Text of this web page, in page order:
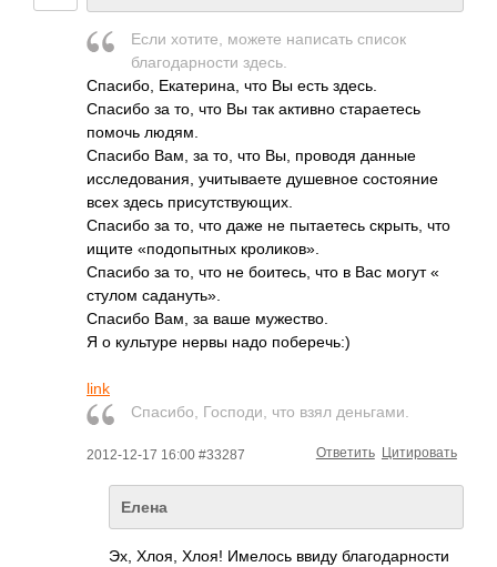
Если хотите, можете написать список
благодарности здесь.
Спасибо, Екатерина, что Вы есть здесь.
Спасибо за то, что Вы так активно стараетесь
помочь людям.
Спасибо Вам, за то, что Вы, проводя данные
исследования, учитываете душевное состояние
всех здесь присутствующих.
Спасибо за то, что даже не пытаетесь скрыть, что
ищите «подопытных кроликов».
Спасибо за то, что не боитесь, что в Вас могут «
стулом садануть».
Спасибо Вам, за ваше мужество.
Я о культуре нервы надо поберечь:)
link
Спасибо, Господи, что взял деньгами.
2012-12-17 16:00 #33287 Цитировать
Ответить
Елена
Эх, Хлоя, Хлоя! Имелось ввиду благодарности